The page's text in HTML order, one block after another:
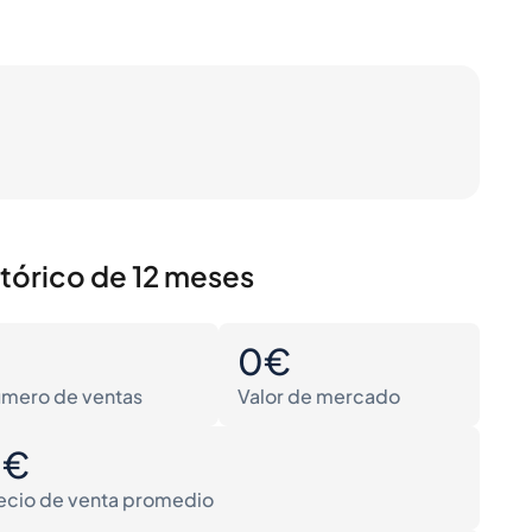
de 12 meses
de ventas
0€
Valor de mercado
de venta promedio